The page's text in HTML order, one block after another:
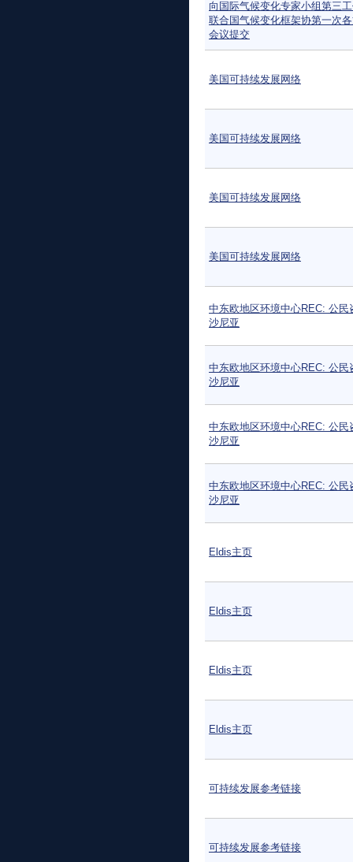
向国际气候变化专家小组第三
联合国气候变化框架协第一次
会议提交
美国可持续发展网络
美国可持续发展网络
美国可持续发展网络
美国可持续发展网络
中东欧地区环境中心REC: 公民
沙尼亚
中东欧地区环境中心REC: 公民
沙尼亚
中东欧地区环境中心REC: 公民
沙尼亚
中东欧地区环境中心REC: 公民
沙尼亚
Eldis主页
Eldis主页
Eldis主页
Eldis主页
可持续发展参考链接
可持续发展参考链接